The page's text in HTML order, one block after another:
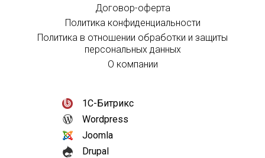
Договор-оферта
Политика конфиденциальности
Политика в отношении обработки и защиты
персональных данных
О компании
1С-Битрикс
Wordpress
Joomla
Drupal